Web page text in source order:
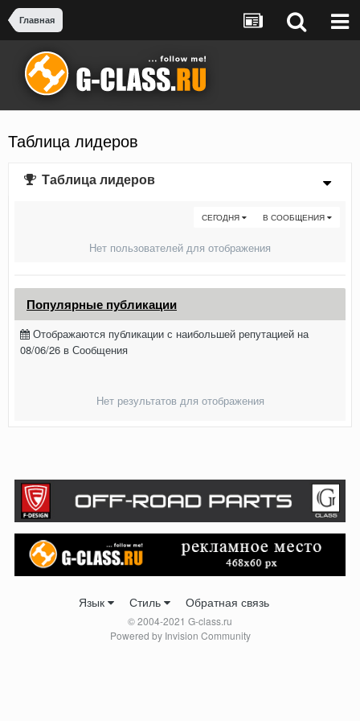
Главная
Таблица лидеров
Таблица лидеров
В СООБЩЕНИЯ
СЕГОДНЯ
Нет пользователей для отображения
Популярные публикации
Отображаются публикации с наибольшей репутацией на
08/06/26 в Сообщения
Нет результатов для отображения
Язык Стиль Обратная связь
© 2004-2021 G-class.ru
Powered by Invision Community